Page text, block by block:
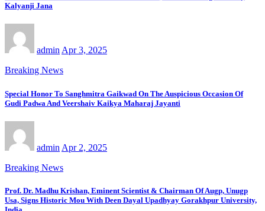
Kalyanji Jana
adminApr 3, 2025
Breaking News
Special Honor To Sanghmitra Gaikwad On The Auspicious Occasion Of
Gudi Padwa And Veershaiv Kaikya Maharaj Jayanti
admin Apr 2, 2025
Breaking News
Prof. Dr. Madhu Krishan, Eminent Scientist & Chairman Of Augp, Unugp
Usa, Signs Historic Mou With Deen Dayal Upadhyay Gorakhpur University,